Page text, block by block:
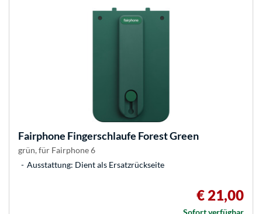
Fairphone Fingerschlaufe Forest Green
grün, für Fairphone 6
Ausstattung: Dient als Ersatzrückseite
€ 21,00